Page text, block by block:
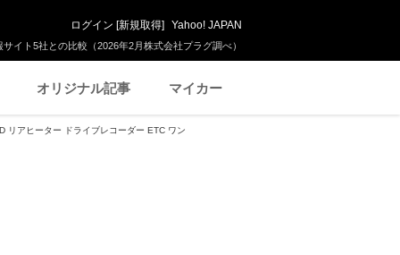
イト5社との比較（2026年2月株式会社プラグ調べ）
ログイン [新規取得] Yahoo! JAPAN
オリジナル記事 マイカー
リアヒーター ドライブレコーダー ETC ワン